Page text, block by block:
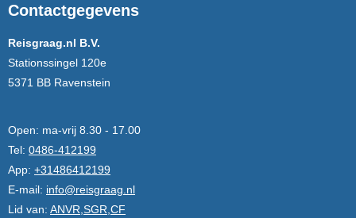
Contactgegevens
Reisgraag.nl B.V.
Stationssingel 120e
5371 BB Ravenstein
Open: ma-vrij 8.30 - 17.00
Tel: 0486-412199
App: +31486412199
E-mail: info@reisgraag.nl
Lid van: ANVR,SGR,CF